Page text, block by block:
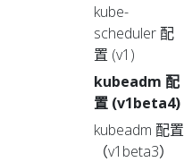
kube-
scheduler 配
置 (v1)
kubeadm 配
置 (v1beta4)
kubeadm 配置
（v1beta3）